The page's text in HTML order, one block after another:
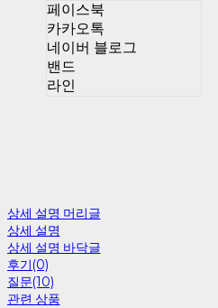
페이스북
카카오톡
네이버 블로그
밴드
라인
상세 설명 머리글
상세 설명
상세 설명 바닥글
후기(0)
질문(10)
관련 상품